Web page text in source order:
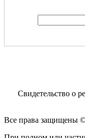
Свидетельство о
Все права защищены